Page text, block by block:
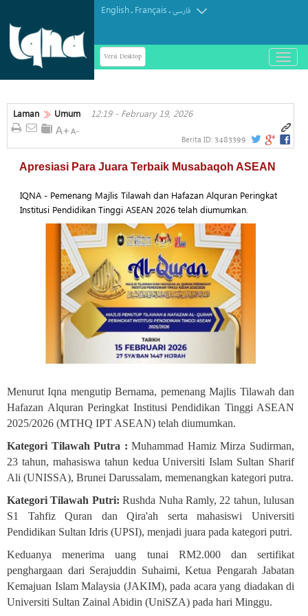
English. Français.فارسی
Versi Desktop
باز
و
کردن
Laman Umum 12:19 - February 19, 2026
Berita ID: 3483399
Apresiasi Para Juara Terbaik Musabaqoh ASEAN
IQNA - Pemenang Majlis Tilawah dan Hafazan Alquran Peringkat
Institusi Pendidikan Tinggi ASEAN 2026 telah diumumkan.
Menurut Iqna mengutip Bernama, pemenang Majlis Tilawah dan
Hafazan Alquran Peringkat Institusi Pendidikan Tinggi ASEAN
2025/2026 (MTHQ IPT ASEAN) telah diumumkan.
Kategori Tilawah Putra : Muhammad Hamiz Mirza Sudirman,
23 tahun, mahasiswa tahun kedua Universiti Islam Sultan Sharif
Ali (UNISSA), Brunei Darussalam, memenangkan kategori putra.
Kategori Tilawah Putri: Rushda Nuha Ramly, 22 tahun, lulusan
S1 Tahfiz Quran dan Qira'ah serta mahasiswi Universiti
Pendidikan Sultan Idris (UPSI), menjadi juara pada kategori putri.
Keduanya menerima uang tunai RM2.000 dan sertifikat
penghargaan dari Serajuddin Suhaimi, Ketua Pengarah Jabatan
Kemajuan Islam Malaysia (JAKIM), pada acara yang diadakan di
Universiti Sultan Zainal Abidin (UniSZA) pada hari Minggu.